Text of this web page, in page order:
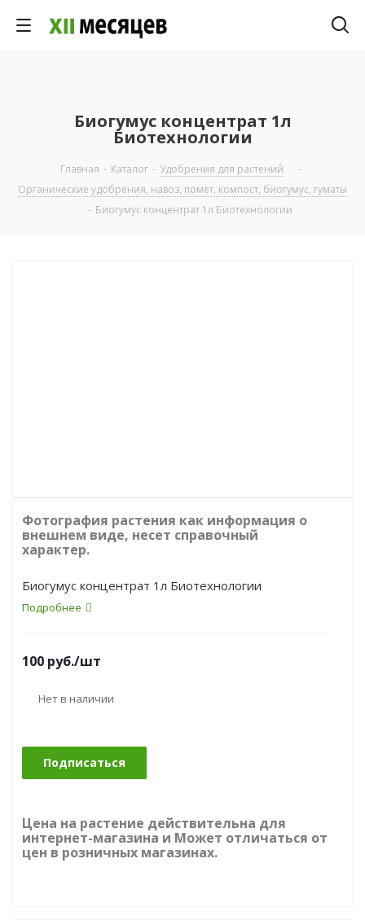
Биогумус концентрат 1л
Биотехнологии
Главная - Каталог - Удобрения для растений
-
Органические удобрения, навоз, помет, компост, биогумус, гуматы
- Биогумус концентрат 1л Биотехнологии
Фотография растения как информация о
внешнем виде, несет справочный
характер.
Биогумус концентрат 1л Биотехнологии
Подробнее
100 руб./шт
Нет в наличии
Подписаться
Цена на растение действительна для
интернет-магазина и Может отличаться от
цен в розничных магазинах.